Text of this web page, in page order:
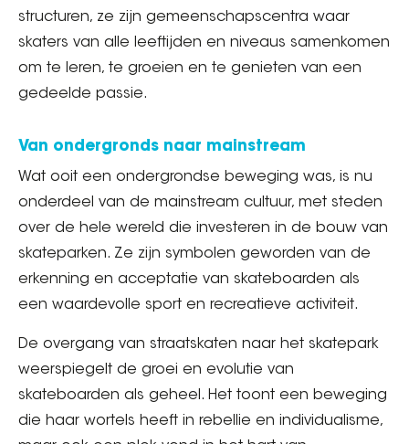
structuren, ze zijn gemeenschapscentra waar
skaters van alle leeftijden en niveaus samenkomen
om te leren, te groeien en te genieten van een
gedeelde passie.
Van ondergronds naar mainstream
Wat ooit een ondergrondse beweging was, is nu
onderdeel van de mainstream cultuur, met steden
over de hele wereld die investeren in de bouw van
skateparken. Ze zijn symbolen geworden van de
erkenning en acceptatie van skateboarden als
een waardevolle sport en recreatieve activiteit.
De overgang van straatskaten naar het skatepark
weerspiegelt de groei en evolutie van
skateboarden als geheel. Het toont een beweging
die haar wortels heeft in rebellie en individualisme,